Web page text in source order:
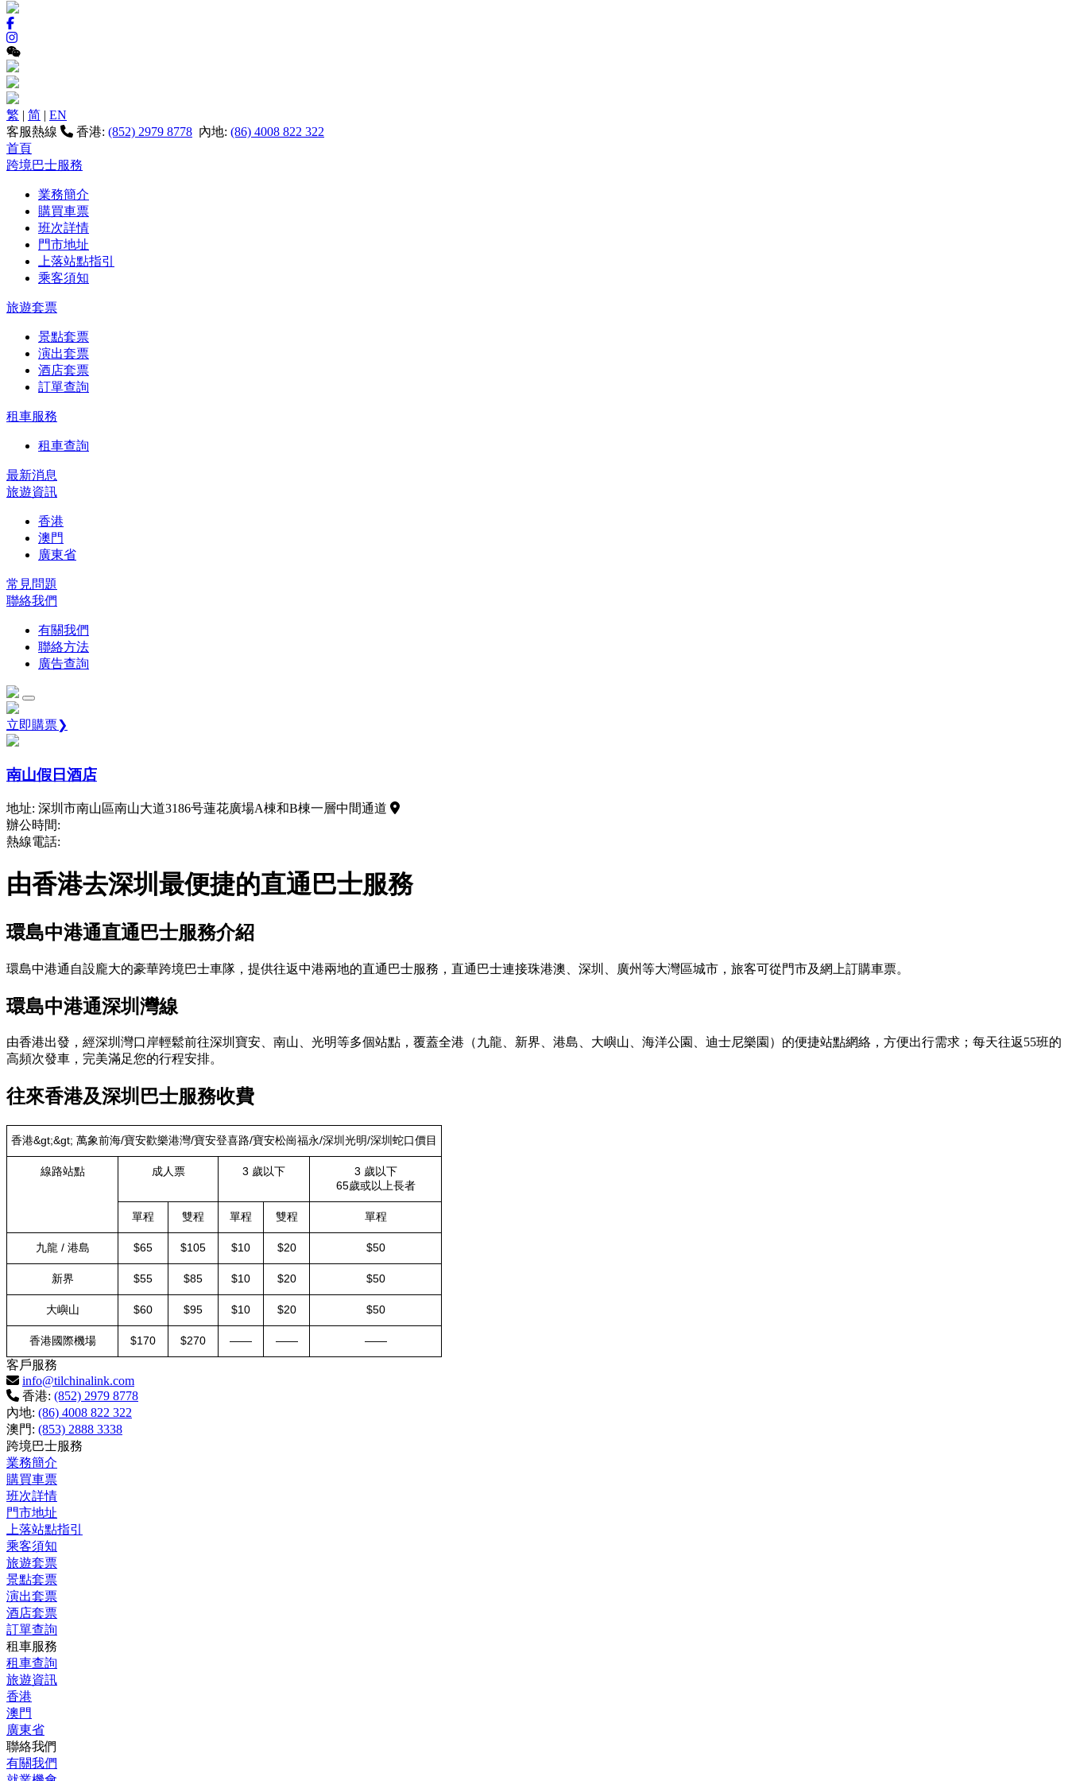
繁 | 简 | EN
客服熱線
香港: (852) 2979 8778 內地: (86) 4008 822 322
首頁
跨境巴士服務
業務簡介
購買車票
班次詳情
門市地址
上落站點指引
乘客須知
旅遊套票
景點套票
演出套票
酒店套票
訂單查詢
租車服務
租車查詢
最新消息
旅遊資訊
香港
澳門
廣東省
常見問題
聯絡我們
有關我們
聯絡方法
廣告查詢
立即購票❯
南山假日酒店
地址: 深圳市南山區南山大道3186号蓮花廣場A棟和B棟一層中間通道
辦公時間:
熱線電話:
由香港去深圳最便捷的直通巴士服務
環島中港通直通巴士服務介紹
環島中港通自設龐大的豪華跨境巴士車隊，提供往返中港兩地的直通巴士服務，直通巴士連接珠港澳、深圳、廣州等大灣區城市，旅客可從門市及網上訂購車票。
環島中港通深圳灣線
由香港出發，經深圳灣口岸輕鬆前往深圳寶安、南山、光明等多個站點，覆蓋全港（九龍、新界、港島、大嶼山、海洋公園、迪士尼樂園）的便捷站點網絡，方便出行需求；每天往返55班的
高頻次發車，完美滿足您的行程安排。
往來香港及深圳巴士服務收費
香港&gt;&gt; 萬象前海/寶安歡樂港灣/寶安登喜路/寶安松崗福永/深圳光明/深圳蛇口價目
線路站點 成人票 3 歲以下
3 歲以下
65歲或以上長者
單程 雙程 單程 雙程 單程
九龍 / 港島 $65 $105 $10 $20 $50
新界 $55 $85 $10 $20 $50
大嶼山 $60 $95 $10 $20 $50
香港國際機場 $170 $270 —— —— ——
客戶服務
info@tilchinalink.com
香港: (852) 2979 8778
內地: (86) 4008 822 322
澳門: (853) 2888 3338
跨境巴士服務
業務簡介
購買車票
班次詳情
門市地址
上落站點指引
乘客須知
旅遊套票
景點套票
演出套票
酒店套票
訂單查詢
租車服務
租車查詢
旅遊資訊
香港
澳門
廣東省
聯絡我們
有關我們